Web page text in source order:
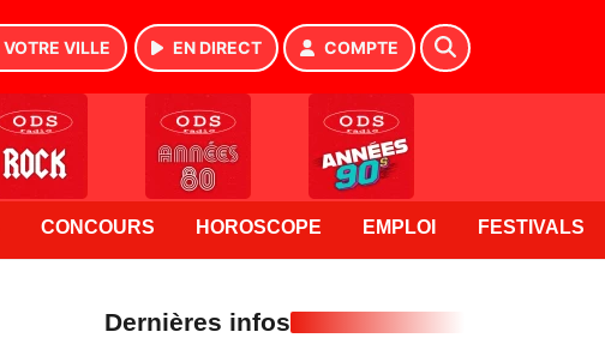
VOTRE VILLE EN DIRECT COMPTE
CONCOURS HOROSCOPE EMPLOI FESTIVALS
Dernières infos